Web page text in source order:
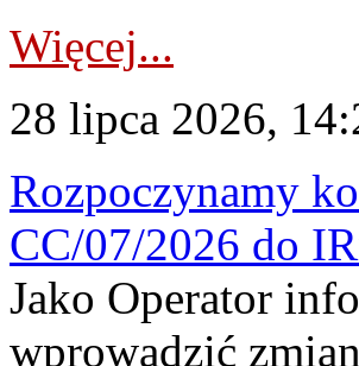
Więcej...
28 lipca 2026,
Rozpoczynamy
CC/07/2026 do
Jako Operator
wprowadzić